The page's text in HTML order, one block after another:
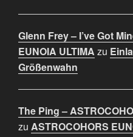
Glenn Frey – I’ve Got
EUNOIA ULTIMA zu
Größenwahn
The Ping –
zu ASTROCOHORS